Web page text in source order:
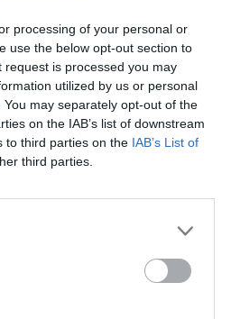
processing of your personal or
use the below opt-out section to
is processed you may
utilized by us or personal
may separately opt-out of the
on the IAB’s list of downstream
to third parties on the IAB’s List of
third parties.
που,
πράξει
της
της